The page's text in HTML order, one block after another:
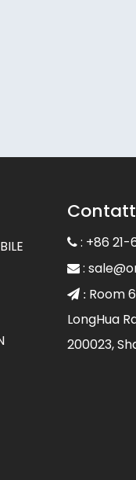
 : +86 21-
 :
 : Room
LongHua
200023,